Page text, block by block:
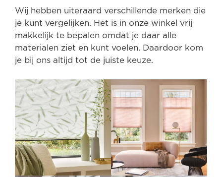
Wij hebben uiteraard verschillende merken die
je kunt vergelijken. Het is in onze winkel vrij
makkelijk te bepalen omdat je daar alle
materialen ziet en kunt voelen. Daardoor kom
je bij ons altijd tot de juiste keuze.